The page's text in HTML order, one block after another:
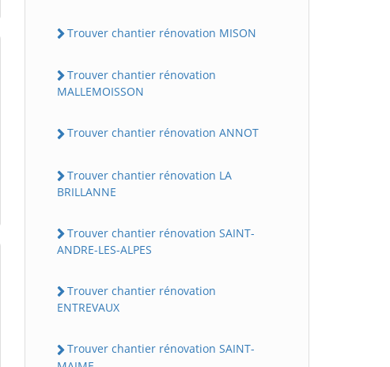
Trouver chantier rénovation MISON
Trouver chantier rénovation
MALLEMOISSON
Trouver chantier rénovation ANNOT
Trouver chantier rénovation LA
BRILLANNE
Trouver chantier rénovation SAINT-
ANDRE-LES-ALPES
Trouver chantier rénovation
ENTREVAUX
Trouver chantier rénovation SAINT-